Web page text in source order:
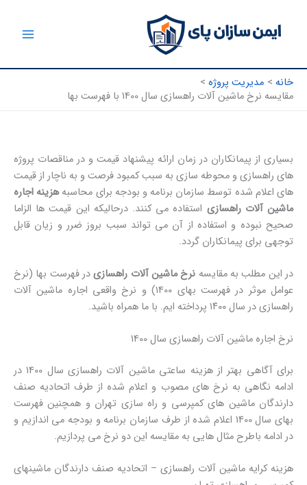
خانه
مدیریت پروژه
مقایسه نرخ ماشین آلات راهسازی سال 1400 با فهرست بها
بسیاری از پیمانکاران در زمان ارائه پیشنهاد قیمت و در مناقصات پروژه
های راهسازی و محوطه سازی به سبب کمبود فرصت و به ناچار از قیمت
های اعلام شده توسط سازمان برنامه و بودجه برای محاسبههزینه اجاره
ماشین آلات راهسازی استفاده می کنند. درحالیکه این قیمت ها الزاما
صحیح نبوده و استفاده از آن می تواند سبب بروز ضرر و زیان قابل
توجهی برای پیمانکاران گردد.
در این مطلب به مقایسه نرخ ماشین آلات راهسازیدر فهرست بها (نرخ
عوامل موثر در فهرست بهای ۱400) و نرخ واقعی اجاره ماشین آلات
راهسازی در سال ۱۴۰۰ پرداخته ایم. با ما همراه باشید.
نرخ اجاره ماشین آلات راهسازی سال 1400
برای آگاهی بهتر از هزینه ساعتی ماشین آلات راهسازی سال 1400 در
ادامه نگاهی به نرخ های مصوب و اعلام شده از طرف اتحادیه صنف
دارندگان ماشین های کمپرسی و راه سازی تهران و همچنین فهرست
بهای سال 1400 اعلام شده از طرف سازمان برنامه و بودجه می اندازیم و
در ادامه باطرح مثال هایی به مقایسه این دو نرخ می پردازیم.
هزینه کرایه ماشین آلات راهسازی – اتحادیه صنف دارندگان ماشینهای